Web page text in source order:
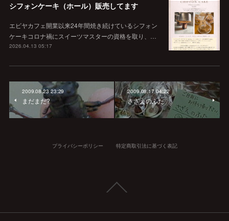
シフォンケーキ（ホール）販売してます
エビヤカフェ開業以来24年間焼き続けているシフォン
ケーキコロナ禍にスイーツマスターの資格を取り、…
2026.04.13 05:17
2009.08.23 23:29
まだまだ?
2009.08.17 04:22
さざえのふた
プライバシーポリシー 特定商取引法に基づく表記